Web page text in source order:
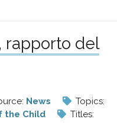
rapporto del
News
Topics:
the Child
Titles: